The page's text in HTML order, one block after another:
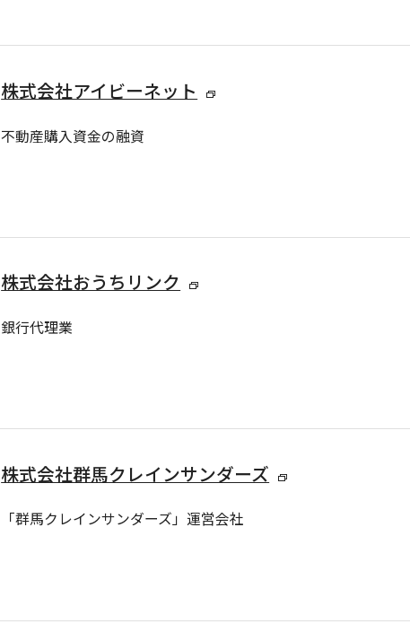
株式会社アイビーネット
不動産購入資金の融資
株式会社おうちリンク
銀行代理業
株式会社群馬クレインサンダーズ
「群馬クレインサンダーズ」運営会社